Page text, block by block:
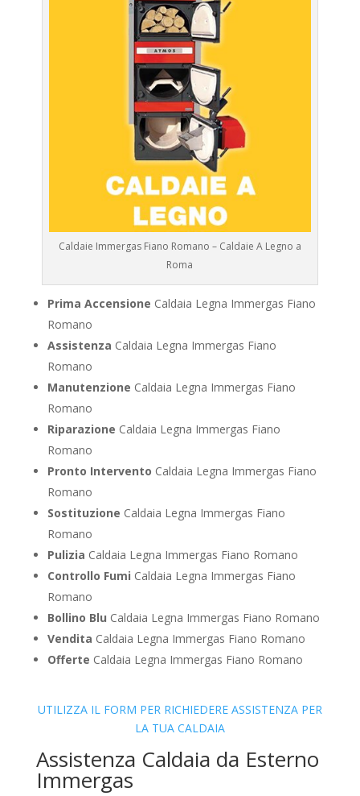
Caldaie Immergas Fiano Romano – Caldaie A Legno a
Roma
Prima Accensione Caldaia Legna Immergas Fiano
Romano
Assistenza Caldaia Legna Immergas Fiano
Romano
Manutenzione Caldaia Legna Immergas Fiano
Romano
Riparazione Caldaia Legna Immergas Fiano
Romano
Pronto Intervento Caldaia Legna Immergas Fiano
Romano
Sostituzione Caldaia Legna Immergas Fiano
Romano
Pulizia Caldaia Legna Immergas Fiano Romano
Controllo Fumi Caldaia Legna Immergas Fiano
Romano
Bollino Blu Caldaia Legna Immergas Fiano Romano
Vendita Caldaia Legna Immergas Fiano Romano
Offerte Caldaia Legna Immergas Fiano Romano
UTILIZZA IL FORM PER RICHIEDERE ASSISTENZA PER
LA TUA CALDAIA
Assistenza Caldaia da Esterno
Immergas